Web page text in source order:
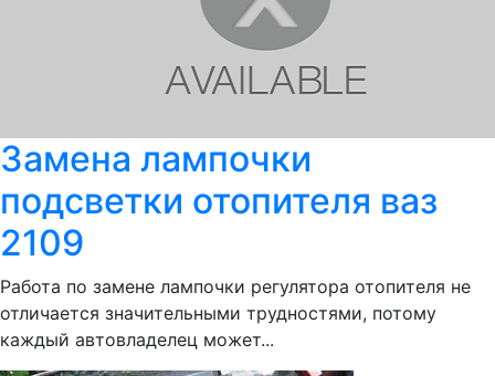
Замена лампочки
подсветки отопителя ваз
2109
Работа по замене лампочки регулятора отопителя не
отличается значительными трудностями, потому
каждый автовладелец может...